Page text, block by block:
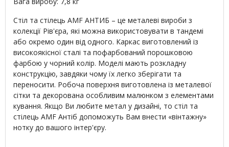
Стіл та стілець AMF АНТИБ – це металеві вироби з
колекції Рів'єра, які можна використовувати в тандемі
або окремо один від одного. Каркас виготовлений із
високоякісної сталі та пофарбований порошковою
фарбою у чорний колір. Моделі мають розкладну
конструкцію, завдяки чому їх легко зберігати та
переносити. Робоча поверхня виготовлена із металевої
сітки та декорована особливим малюнком з елементами
кування. Якщо Ви любите метал у дизайні, то стіл та
стілець AMF Антіб допоможуть Вам внести «вінтажну»
нотку до вашого інтер'єру.